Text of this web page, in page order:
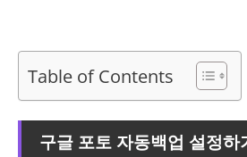
Table of Contents
구글 포토 자동백업 설정하